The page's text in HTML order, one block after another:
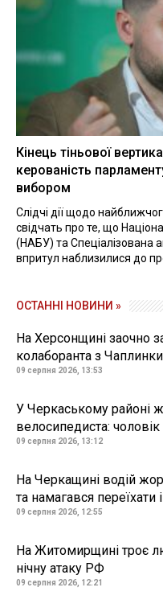
Кінець тіньової
керованість
вибором
Слідчі дії щодо
свідчать про те, що
(НАБУ) та Спеціалізована
впритул наблизилися до
ОСТАННІ НОВИНИ »
На Херсонщині заочно
колаборанта з
09 серпня 2026, 13:53
У Черкаському районі
велосипедиста: чоловік
09 серпня 2026, 13:12
На Черкащині водій
та намагався переїхати
09 серпня 2026, 12:55
На Житомирщині троє
нічну атаку РФ
09 серпня 2026, 12:21